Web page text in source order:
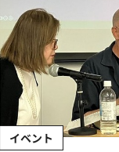
イベント